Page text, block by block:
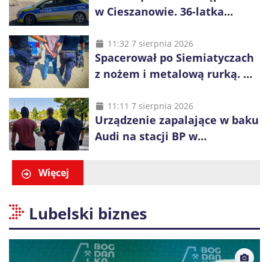
w Cieszanowie. 36-latka
z wody
11:32 7 sierpnia 2026
Spacerował po Siemiatyczach
z nożem i metalową rurką. W
alkohol i perfumy
11:11 7 sierpnia 2026
Urządzenie zapalające w baku
Audi na stacji BP w
Więcej
Lubelski biznes